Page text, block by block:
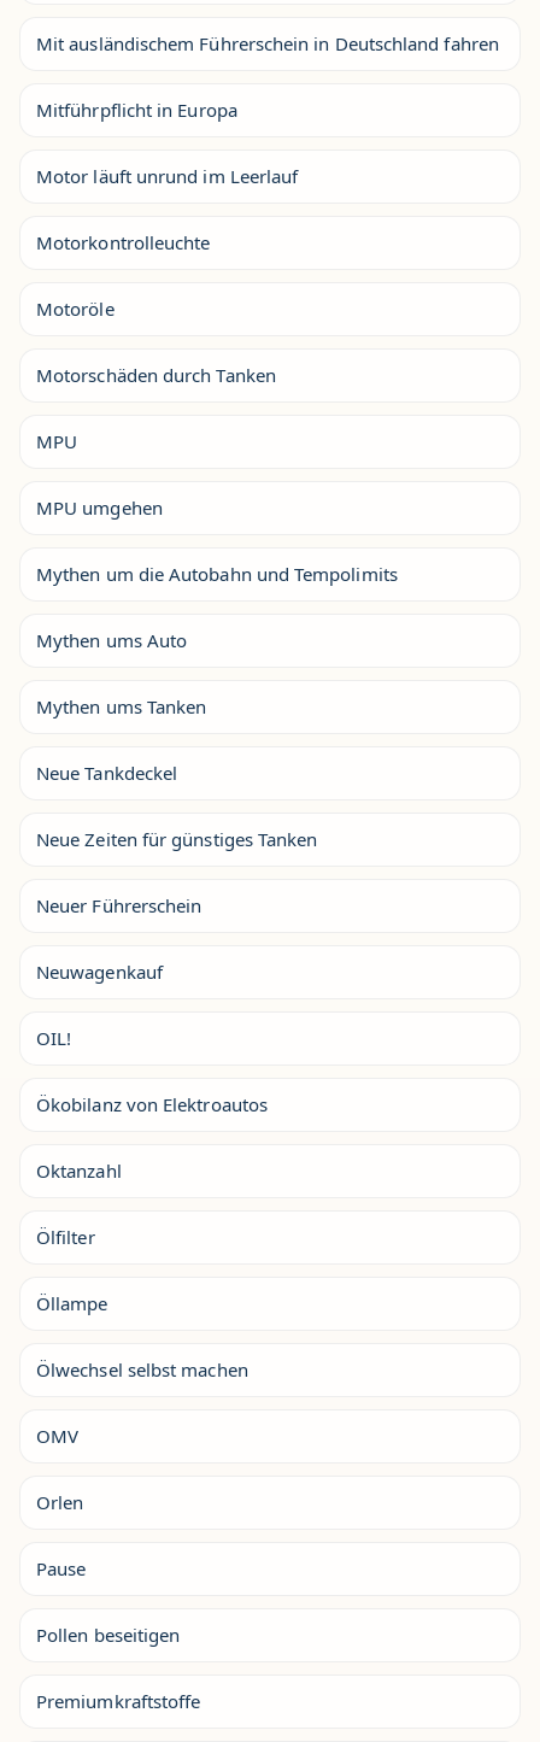
Mit ausländischem Führerschein in Deutschland fahren
Mitführpflicht in Europa
Motor läuft unrund im Leerlauf
Motorkontrolleuchte
Motoröle
Motorschäden durch Tanken
MPU
MPU umgehen
Mythen um die Autobahn und Tempolimits
Mythen ums Auto
Mythen ums Tanken
Neue Tankdeckel
Neue Zeiten für günstiges Tanken
Neuer Führerschein
Neuwagenkauf
OIL!
Ökobilanz von Elektroautos
Oktanzahl
Ölfilter
Öllampe
Ölwechsel selbst machen
OMV
Orlen
Pause
Pollen beseitigen
Premiumkraftstoffe